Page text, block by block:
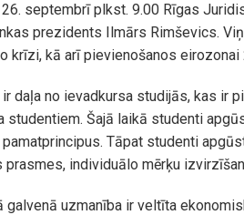
26. septembrī plkst. 9.00 Rīgas
prezidents Ilmārs Rimševics.
krīzi, kā arī pievienošanos eirozonai
daļa no ievadkursa studijās, kas ir
studentiem. Šajā laikā studenti
Tāpat studenti
prasmes, individuālo mērķu
galvenā uzmanība ir veltīta